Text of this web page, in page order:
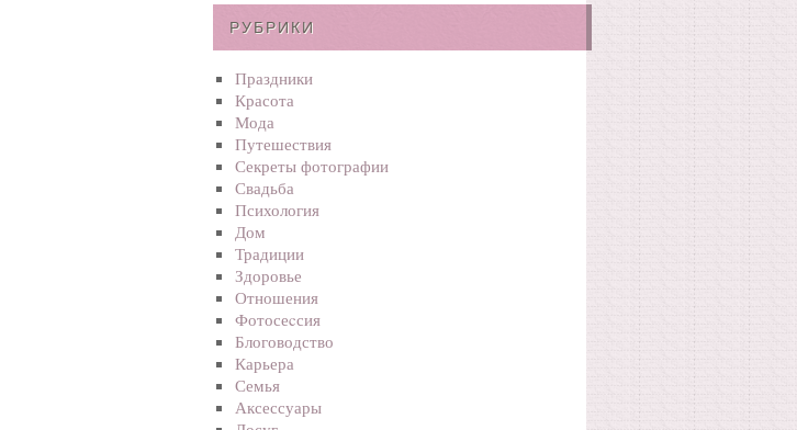
РУБРИКИ
Праздники
Красота
Мода
Путешествия
Секреты фотографии
Свадьба
Психология
Дом
Традиции
Здоровье
Отношения
Фотосеcсия
Блоговодство
Карьера
Семья
Аксессуары